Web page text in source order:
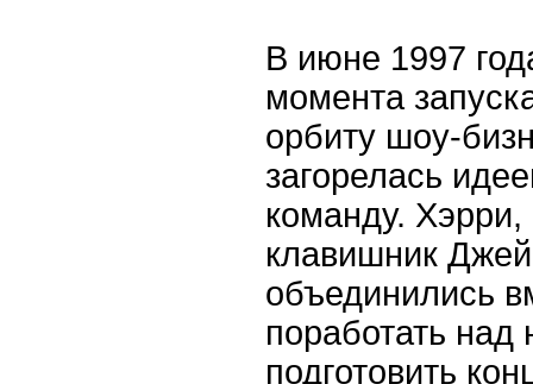
В июне 1997
момента
орбиту шоу-
загорелась
команду.
клавишник
объединились
поработать
подготовить